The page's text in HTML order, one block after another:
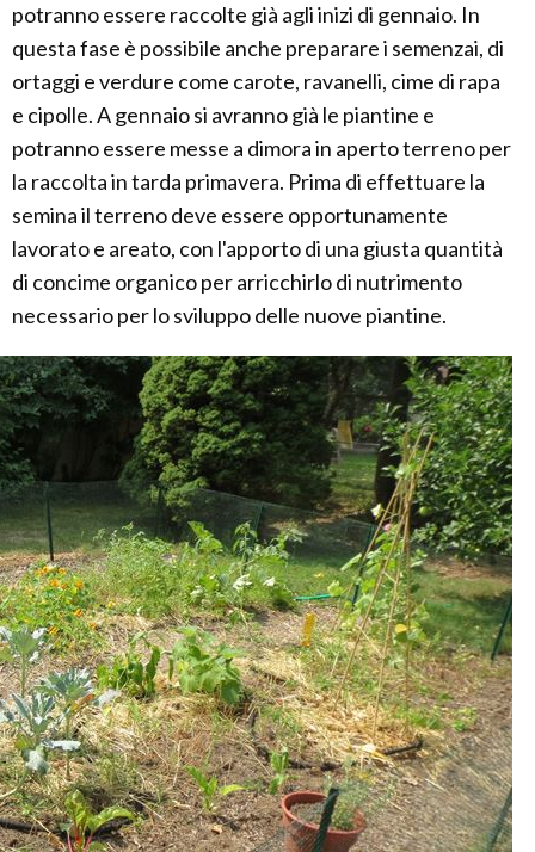
potranno essere raccolte già agli inizi di gennaio. In
questa fase è possibile anche preparare i semenzai, di
ortaggi e verdure come carote, ravanelli, cime di rapa
e cipolle. A gennaio si avranno già le piantine e
potranno essere messe a dimora in aperto terreno per
la raccolta in tarda primavera. Prima di effettuare la
semina il terreno deve essere opportunamente
lavorato e areato, con l'apporto di una giusta quantità
di concime organico per arricchirlo di nutrimento
necessario per lo sviluppo delle nuove piantine.